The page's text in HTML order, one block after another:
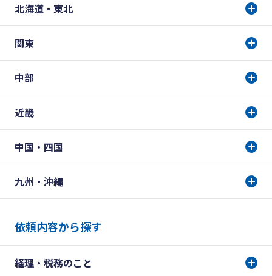
北海道・東北
関東
中部
近畿
中国・四国
九州・沖縄
依頼内容から探す
経理・税務のこと